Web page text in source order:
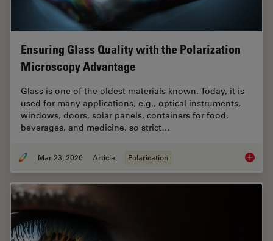
Ensuring Glass Quality with the Polarization
Microscopy Advantage
Glass is one of the oldest materials known. Today, it is
used for many applications, e.g., optical instruments,
windows, doors, solar panels, containers for food,
beverages, and medicine, so strict…
Mar 23, 2026 Article Polarisation